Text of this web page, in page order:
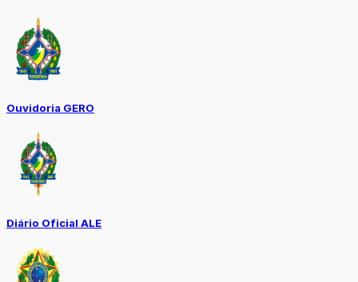
Ouvidoria GERO
Diário Oficial ALE